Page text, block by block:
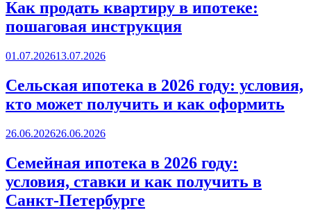
Как продать квартиру в ипотеке:
пошаговая инструкция
Posted
01.07.202613.07.2026
Сельская ипотека в 2026 году: условия,
кто может получить и как оформить
Posted
26.06.202626.06.2026
Семейная ипотека в 2026 году:
условия, ставки и как получить в
Санкт-Петербурге